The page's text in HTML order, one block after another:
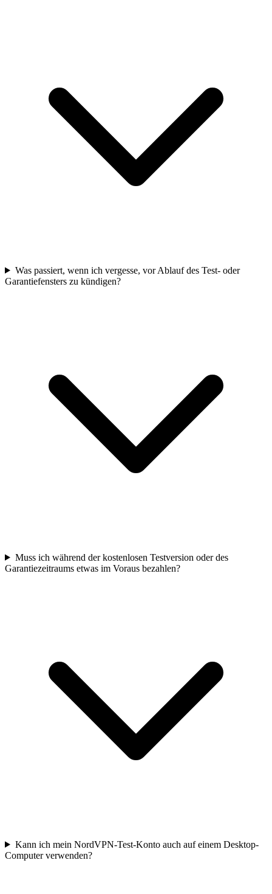
Was passiert, wenn ich vergesse, vor Ablauf des Test- oder
Garantiefensters zu kündigen?
Muss ich während der kostenlosen Testversion oder des
Garantiezeitraums etwas im Voraus bezahlen?
Kann ich mein NordVPN-Test-Konto auch auf einem Desktop-
Computer verwenden?